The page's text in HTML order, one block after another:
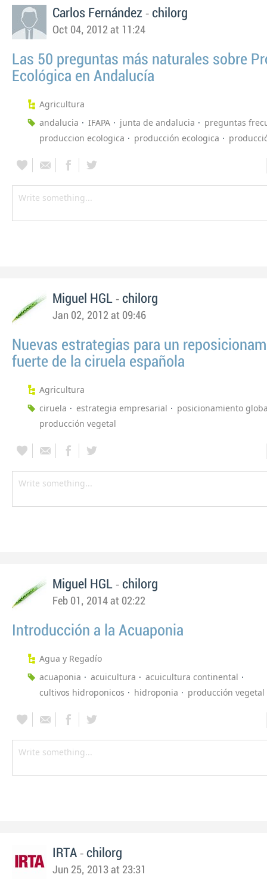
Carlos Fernández - chilorg
Oct 04, 2012 at 11:24
Las 50 preguntas más naturales sobre
Ecológica en Andalucía
Agricultura
andalucia
IFAPA junta de andalucia
preguntas
produccion ecologica
producción ecologica
Miguel HGL - chilorg
Jan 02, 2012 at 09:46
Nuevas estrategias para un
fuerte de la ciruela española
Agricultura
ciruela
estrategia empresarial
posicionamiento
producción vegetal
Miguel HGL - chilorg
Feb 01, 2014 at 02:22
Introducción a la Acuaponia
Agua y Regadío
acuaponia
acuicultura
acuicultura continental
cultivos hidroponicos
hidroponia producción vegetal
IRTA - chilorg
Jun 25, 2013 at 23:31